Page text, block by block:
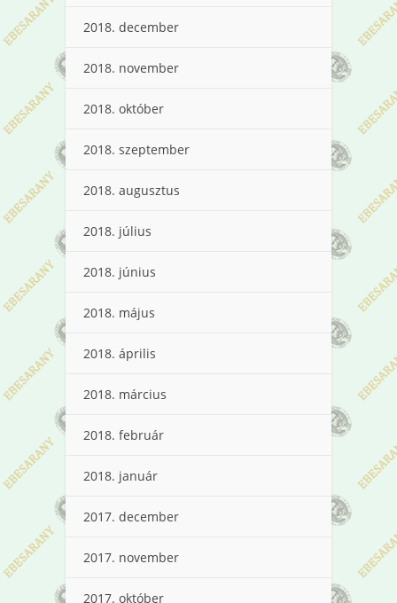
2018. december
2018. november
2018. október
2018. szeptember
2018. augusztus
2018. július
2018. június
2018. május
2018. április
2018. március
2018. február
2018. január
2017. december
2017. november
2017. október